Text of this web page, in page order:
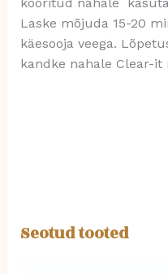
Laske mõjuda 15-20
käesooja veega.
kandke nahale Clear-it
Seotud tooted